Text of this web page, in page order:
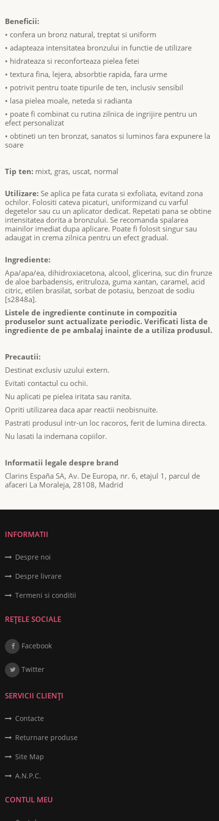
Beneficii:
• confera un bronz natural, treptat si uniform
• adapteaza intensitatea bronzului in functie de utilizare
• hidrateaza si reconforteaza pielea fetei
• textura fina, lejera, absorbtie rapida, fara urme
• potrivit pentru toate tipurile de ten, inclusiv sensibil
• lasa pielea moale, neteda si radianta
• poate fi combinat cu rutina zilnica de ingrijire pentru un
efect personalizat
• obtineti un ten bronzat, sanatos si luminos fara expunere la
soare
Tip ten: mixt, gras, uscat, normal
Utilizare: Se aplica pe fata curata si exfoliata, evitand zona
ochilor. Folositi cateva picaturi, uniformizand cu varful
degetelor sau cu un aplicator dedicat. Repetati pana se obtine
intensitatea dorita a bronzului. Se recomanda spalarea
mainilor imediat dupa aplicare. Poate fi folosit singur sau
adaugat in crema zilnica pentru un efect gradual.
Ingrediente:
Apa/apa/ea, dihidroxiacetona, alcool, glicerina, suc din frunze
de aloe barbadensis, eritruloza, guma xantan, caramel, acid
citric, etilen brasilat, sorbat de potasiu, benzoat de sodiu
[s2848a].
Listele de ingrediente continute in compozitia
produselor sunt actualizate periodic. Verificati lista de
ingrediente de pe ambalaj inainte de a utiliza produsul.
Precautii:
Destinat exclusiv uzului extern.
Evitati contactul cu ochii.
Nu aplicati pe pielea iritata sau ranita.
Opriti utilizarea daca apar reactii neobisnuite.
Pastrati produsul intr-un loc racoros, ferit de lumina directa.
Nu lasati la indemana copiilor.
Informatii legale despre brand
Clarins España SA, Av. De Europa, nr. 6, etajul 1, parcul de
afaceri La Moraleja, 28108, Madrid
INFORMATII
Despre noi
Despre livrare
Termeni si conditii
REȚELE SOCIALE
Facebook
Twitter
SERVICII CLIENȚI
Contacte
Returnare produse
Site Map
A.N.P.C.
CONTUL MEU